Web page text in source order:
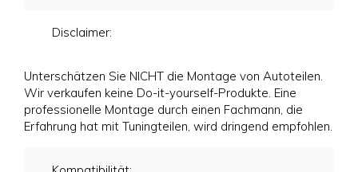
Disclaimer:
Unterschätzen Sie NICHT die Montage von Autoteilen.
Wir verkaufen keine Do-it-yourself-Produkte. Eine
professionelle Montage durch einen Fachmann, die
Erfahrung hat mit Tuningteilen, wird dringend empfohlen.